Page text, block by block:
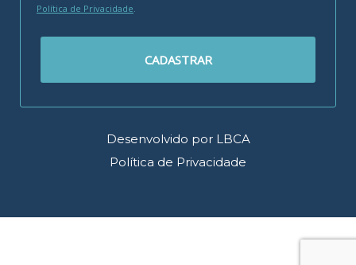
Política de Privacidade.
CADASTRAR
Desenvolvido por LBCA
Política de Privacidade